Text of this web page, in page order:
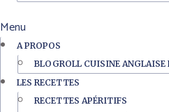
Menu
A PROPOS
BLOGROLL CUISINE ANGLAISE
LES RECETTES
RECETTES APÉRITIFS